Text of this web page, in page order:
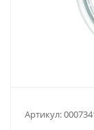
Артикул: